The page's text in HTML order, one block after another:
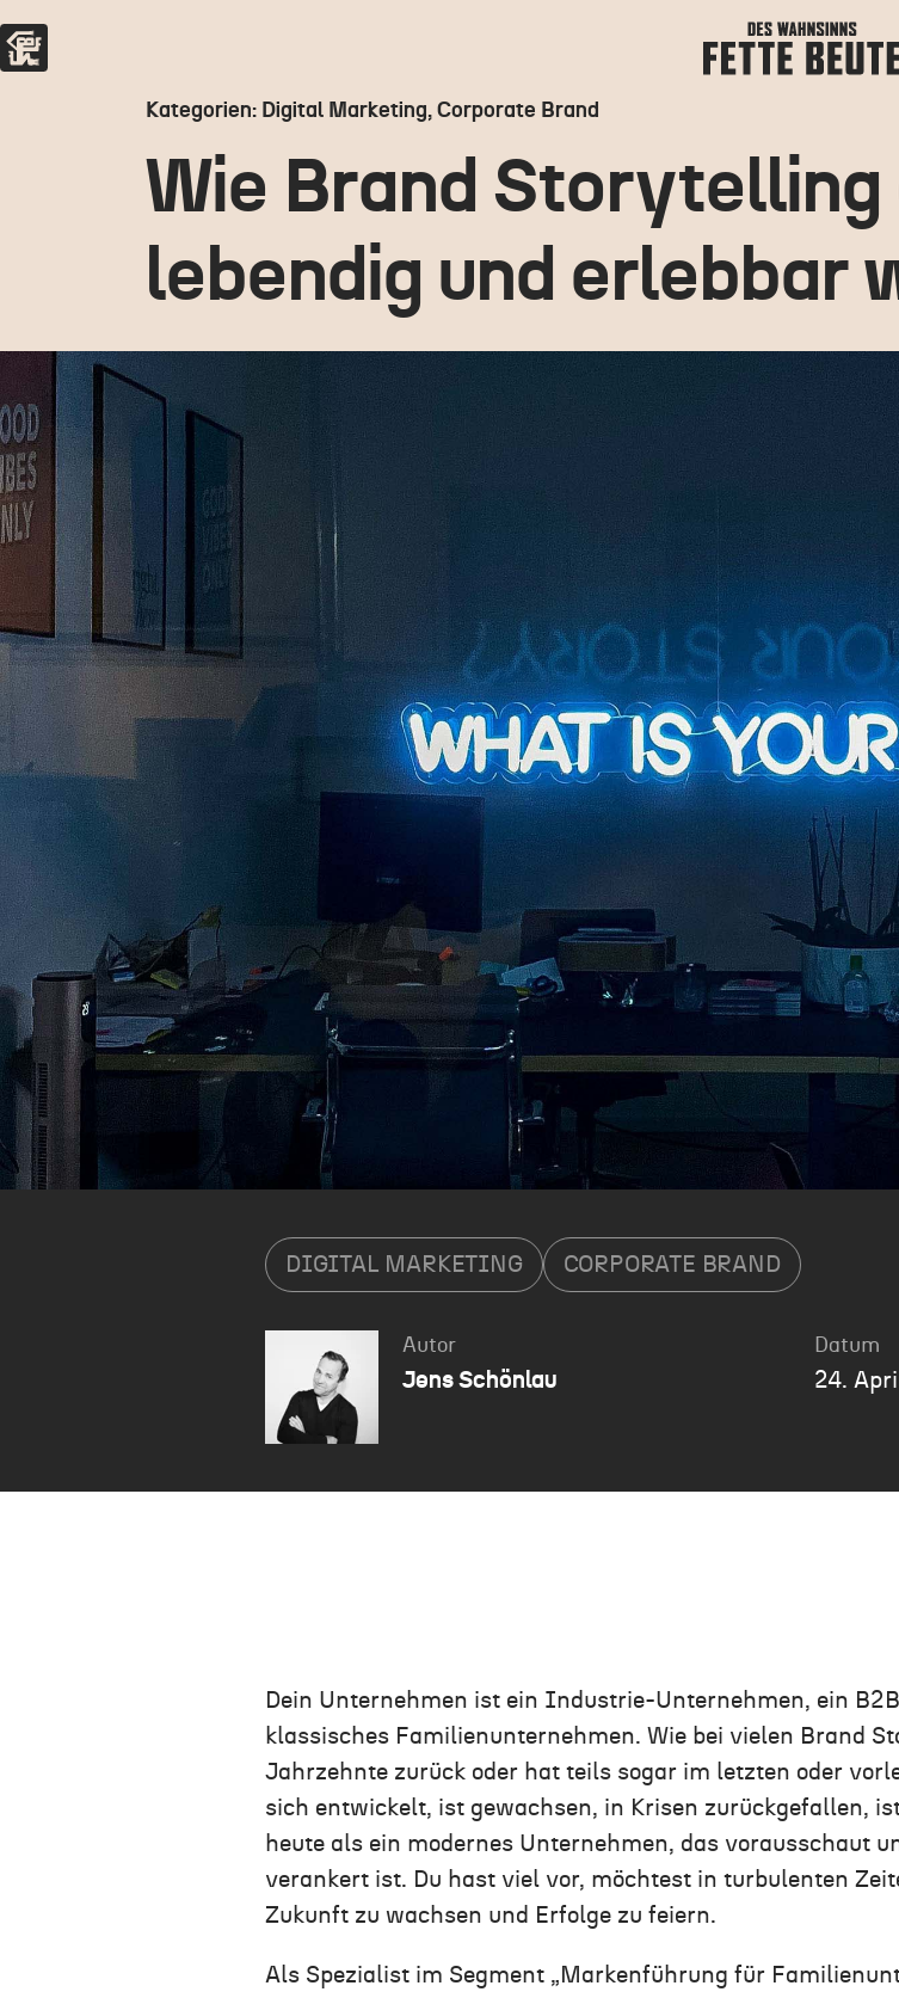
Kategorien: Digital Marketing, Corporate Brand
Wie Brand Story­telling
lebendig und erlebbar
DIGITAL MARKETING CORPORATE BRAND
Autor
Jens Schönlau
Datum
24.
Dein Unternehmen ist ein Industrie-Unternehmen, ein B2B
klassisches Familienunternehmen. Wie bei vielen Brand
Jahrzehnte zurück oder hat teils sogar im letzten oder
sich entwickelt, ist gewachsen, in Krisen zurückgefallen,
heute als ein modernes Unternehmen, das vorausschaut
verankert ist. Du hast viel vor, möchtest in turbulenten
Zukunft zu wachsen und Erfolge zu feiern.
Als Spezialist im Segment „Markenführung für